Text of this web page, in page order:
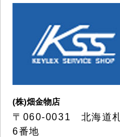
(株)畑金物店
〒060-0031 北海道札
6番地